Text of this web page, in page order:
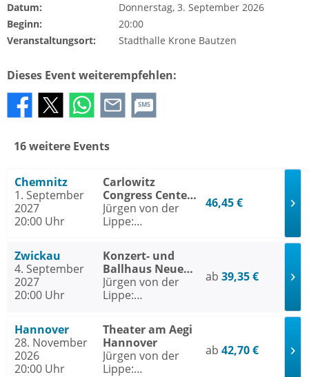
Datum:
Donnerstag, 3. September 2026
Beginn:
20:00
Veranstaltungsort:
Stadthalle Krone Bautzen
Dieses Event weiterempfehlen:
SMS
16 weitere Events
Chemnitz
1. September
2027
20:00 Uhr
Carlowitz
Congress Center
/ Carlowitz-Saal
Chemnitz
Jürgen von der
Lippe:
Comedy-Lesung
46,45 €
Zwickau
4. September
2027
20:00 Uhr
Konzert- und
Ballhaus Neue
Welt Zwickau
Jürgen von der
Lippe:
Comedy-Lesung
ab 39,35 €
Hannover
28. November
2026
20:00 Uhr
Theater am Aegi
Hannover
Jürgen von der
Lippe:
ab 42,70 €